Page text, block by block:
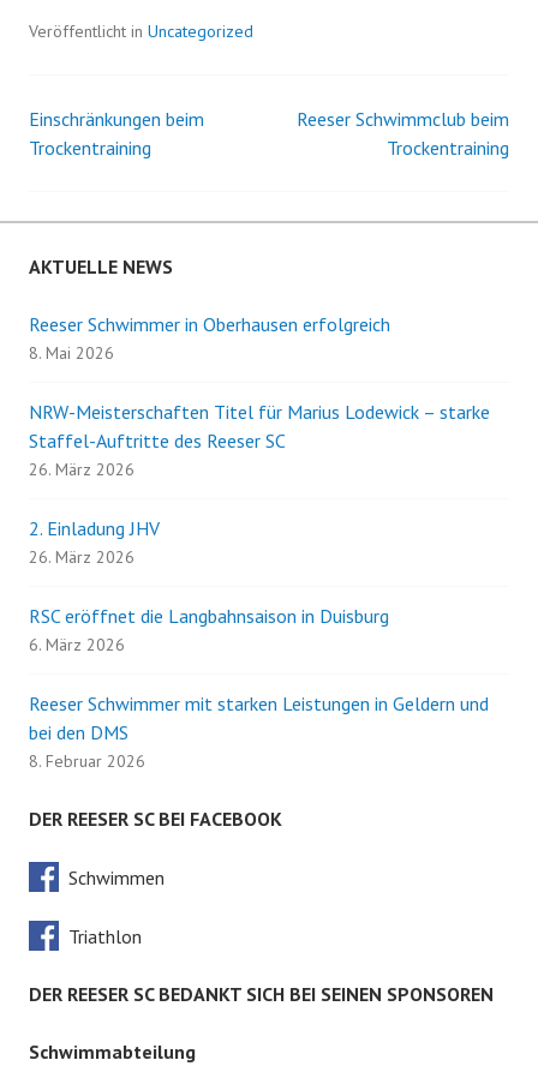
Veröffentlicht in Uncategorized
Beitrags-
Einschränkungen beim
Trockentraining
Reeser Schwimmclub beim
Trockentraining
AKTUELLE NEWS
Reeser Schwimmer in Oberhausen erfolgreich
8. Mai 2026
NRW-Meisterschaften Titel für Marius Lodewick – starke
Staffel-Auftritte des Reeser SC
26. März 2026
2. Einladung JHV
26. März 2026
RSC eröffnet die Langbahnsaison in Duisburg
6. März 2026
Reeser Schwimmer mit starken Leistungen in Geldern und
bei den DMS
8. Februar 2026
DER REESER SC BEI FACEBOOK
Schwimmen
Triathlon
DER REESER SC BEDANKT SICH BEI SEINEN SPONSOREN
Schwimmabteilung